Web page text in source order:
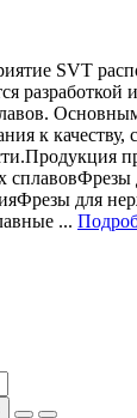
SVT
разработкой
к качеству,
сплавовФрезы
для
...